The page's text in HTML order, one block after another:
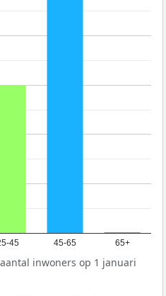
45 45-65 65+
inwoners op 1 januari